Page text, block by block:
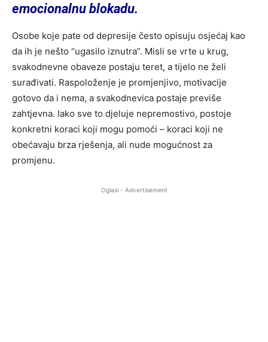
emocionalnu blokadu.
Osobe koje pate od depresije često opisuju osjećaj kao
da ih je nešto “ugasilo iznutra”. Misli se vrte u krug,
svakodnevne obaveze postaju teret, a tijelo ne želi
surađivati. Raspoloženje je promjenjivo, motivacije
gotovo da i nema, a svakodnevica postaje previše
zahtjevna. Iako sve to djeluje nepremostivo, postoje
konkretni koraci koji mogu pomoći – koraci koji ne
obećavaju brza rješenja, ali nude mogućnost za
promjenu.
Oglasi - Advertisement